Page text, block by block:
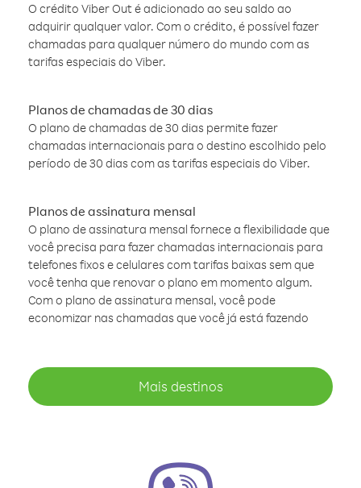
O crédito Viber Out é adicionado ao seu saldo ao
adquirir qualquer valor. Com o crédito, é possível fazer
chamadas para qualquer número do mundo com as
tarifas especiais do Viber.
Planos de chamadas de 30 dias
O plano de chamadas de 30 dias permite fazer
chamadas internacionais para o destino escolhido pelo
período de 30 dias com as tarifas especiais do Viber.
Planos de assinatura mensal
O plano de assinatura mensal fornece a flexibilidade que
você precisa para fazer chamadas internacionais para
telefones fixos e celulares com tarifas baixas sem que
você tenha que renovar o plano em momento algum.
Com o plano de assinatura mensal, você pode
economizar nas chamadas que você já está fazendo
Mais destinos